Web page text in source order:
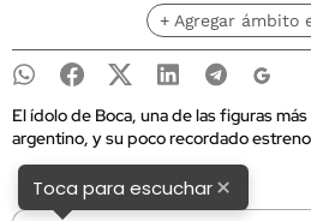
+ Agregar ámbito
El ídolo de Boca, una de las figuras
argentino, y su poco recordado
Toca para escuchar×